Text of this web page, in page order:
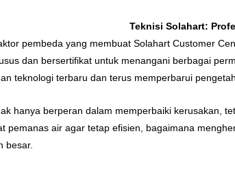
Teknisi Solahart:
pembeda yang membuat Solahart Customer
dan bersertifikat untuk menangani berbagai
teknologi terbaru dan terus memperbarui
hanya berperan dalam memperbaiki kerusakan,
pemanas air agar tetap efisien, bagaimana
besar.